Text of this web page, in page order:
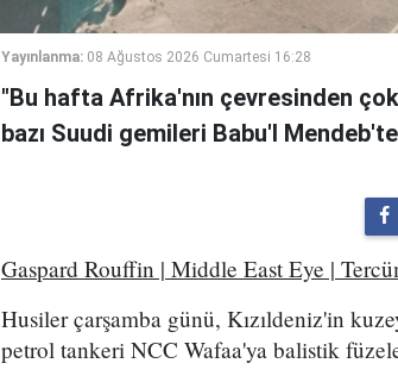
Yayınlanma: 08 Ağustos 2026 Cumartesi 16:28
"Bu hafta Afrika'nın çevresinden
bazı Suudi gemileri Babu'l
Gaspard Rouffin | Middle East Eye |
Husiler çarşamba günü, Kızıldeniz'in
petrol tankeri NCC Wafaa'ya balistik